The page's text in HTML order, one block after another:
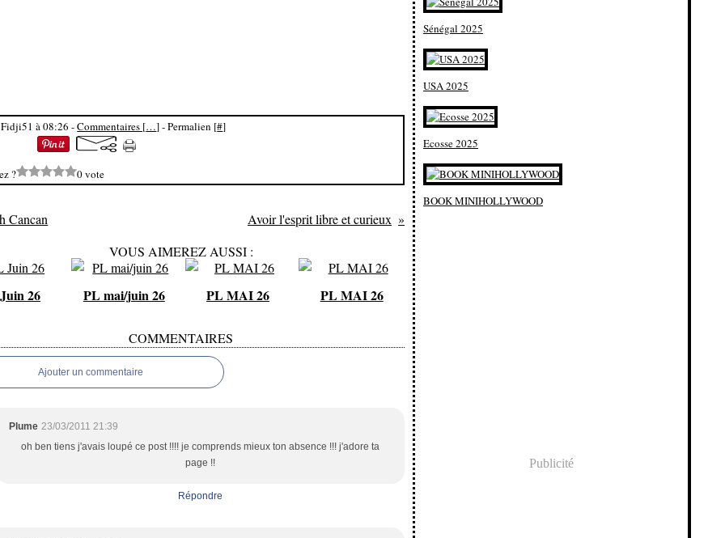
Fidji51 à 08:26 -Commentaires […]- Permalien [#]
? 0 vote
Cancan
Avoir l'esprit libre et curieux
VOUS AIMEREZ AUSSI :
26 PL mai/juin 26 PL MAI 26 PL MAI 26
COMMENTAIRES
Ajouter un commentaire
Plume 23/03/2011 21:39
oh ben tiens j'avais loupé ce post !!!! je comprends mieux ton absence !!! j'adore ta
page !!
Répondre
Sénégal 2025
USA 2025
Ecosse 2025
BOOK MINIHOLLYWOOD
Publicité